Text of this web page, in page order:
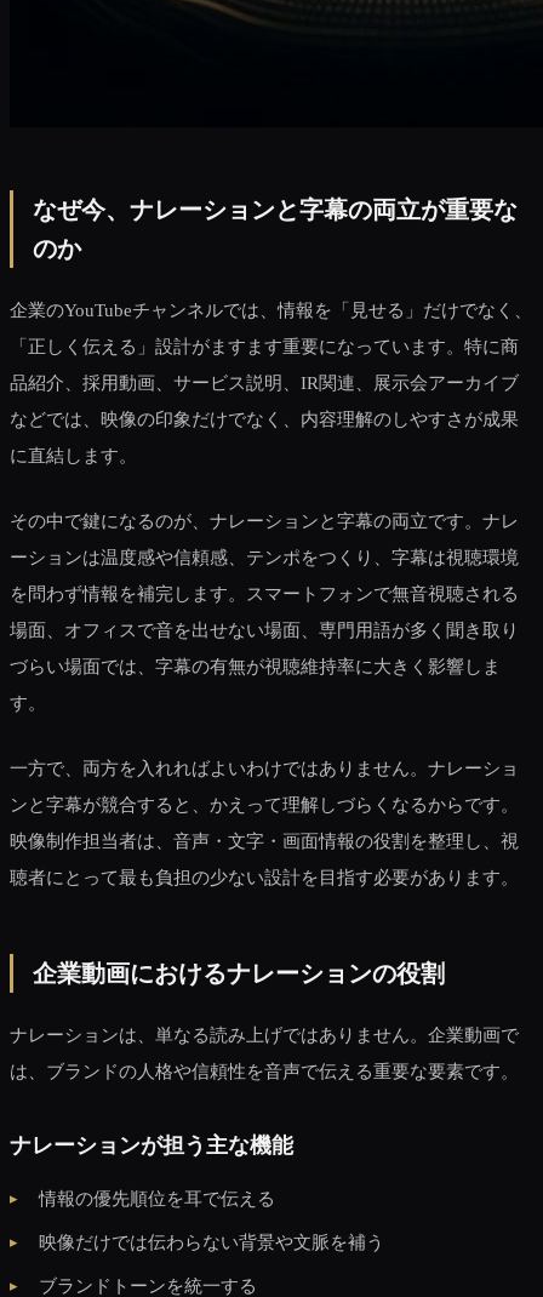
なぜ今、ナレーションと字幕の両立が重要な
のか
企業のYouTubeチャンネルでは、情報を「見せる」だけでなく、
「正しく伝える」設計がますます重要になっています。特に商
品紹介、採用動画、サービス説明、IR関連、展示会アーカイブ
などでは、映像の印象だけでなく、内容理解のしやすさが成果
に直結します。
その中で鍵になるのが、ナレーションと字幕の両立です。ナレ
ーションは温度感や信頼感、テンポをつくり、字幕は視聴環境
を問わず情報を補完します。スマートフォンで無音視聴される
場面、オフィスで音を出せない場面、専門用語が多く聞き取り
づらい場面では、字幕の有無が視聴維持率に大きく影響しま
す。
一方で、両方を入れればよいわけではありません。ナレーショ
ンと字幕が競合すると、かえって理解しづらくなるからです。
映像制作担当者は、音声・文字・画面情報の役割を整理し、視
聴者にとって最も負担の少ない設計を目指す必要があります。
企業動画におけるナレーションの役割
ナレーションは、単なる読み上げではありません。企業動画で
は、ブランドの人格や信頼性を音声で伝える重要な要素です。
ナレーションが担う主な機能
情報の優先順位を耳で伝える
映像だけでは伝わらない背景や文脈を補う
ブランドトーンを統一する